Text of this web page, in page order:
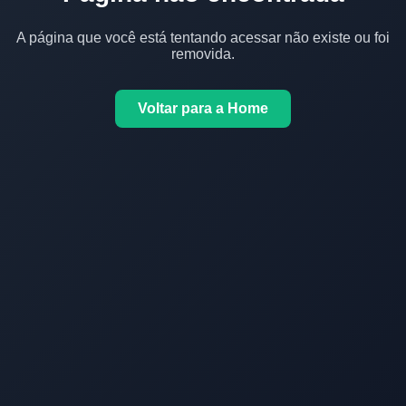
A página que você está tentando acessar não existe ou foi
removida.
Voltar para a Home